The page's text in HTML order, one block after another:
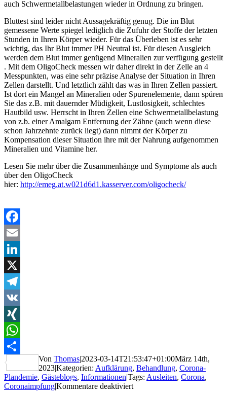
auch Schwermetallbelastungen wieder in Ordnung zu bringen.
Bluttest sind leider nicht Aussagekräftig genug. Die im Blut
gemessene Werte spiegel lediglich die Zufuhr der Stoffe der letzten
Stunden in Ihren Körper wieder. Für das Überleben ist es sehr
wichtig, das Ihr Blut immer PH Neutral ist. Für diesen Ausgleich
werden dem Blut immer genügend Mineralien zur verfügung gestellt
. Mit dem OligoCheck messen wir daher direkt in der Zelle an 4
Messpunkten, was eine sehr präzise Analyse der Situation in Ihren
Zellen darstellt. Und letztlich zählt das was in Ihren Zellen passiert.
Ist dort ein Mangel an Mineralien oder Spurenelemente, dann spüren
Sie das z.B. mit dauernder Müdigkeit, Lustlosigkeit, schlechtes
Hautbild usw. Herrscht in Ihren Zellen eine Schwermetallbelastung
von z.b. einer Amalgam Entfernung der Zähne (auch wenn diese
schon Jahrzehnte zurück liegt) dann nimmt der Körper zu
Kompensation dieser Situation ihre mit der Nahrung aufgenommen
Mineralien und Vitamine her.
Lesen Sie mehr über die Zusammenhänge und Symptome als auch
über den OligoCheck
hier: http://emeg.at.w021d6d1.kasserver.com/oligocheck/
Facebook
Email
LinkedIn
X
Telegram
VK
XING
WhatsApp
Teilen
Von Thomas|2023-03-14T21:53:47+01:00März 14th,
2023|Kategorien: Aufklärung, Behandlung, Corona-
Plandemie, Gästeblogs, Informationen|Tags: Ausleiten, Corona,
Coronaimpfung|Kommentare deaktiviertfür